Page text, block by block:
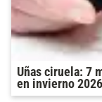
Uñas ciruela: 7
en invierno 2026